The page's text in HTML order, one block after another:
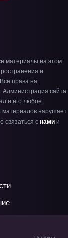
материалы на этом
и
права на
Администрация сайта
и его любое
материалов нарушает
связаться с нами и